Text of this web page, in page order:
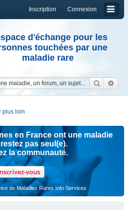
Connexion
Inscription
d'échange pour les
touchées par une
maladie rare
plus loin
en France ont une maladie
pas seul(e).
la communauté.
vous
de Maladies Rares Info Services